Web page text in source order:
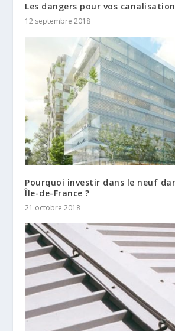
Les dangers pour vos
12 septembre 2018
Pourquoi investir dans le neuf
Île-de-France ?
21 octobre 2018